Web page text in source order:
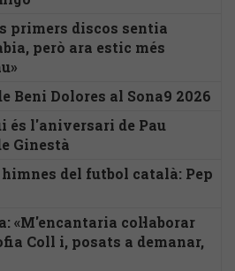
primers discos sentia
però ara estic més
Beni Dolores al Sona9 2026
és l'aniversari de Pau
Ginestà
del futbol català: Pep
«M'encantaria col·laborar
Coll i, posats a demanar,